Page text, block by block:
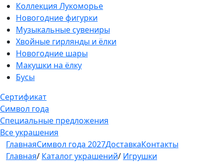
Коллекция Лукоморье
Новогодние фигурки
Музыкальные сувениры
Хвойные гирлянды и ёлки
Новогодние шары
Макушки на ёлку
Бусы
Сертификат
Символ года
Специальные предложения
Все украшения
ГлавнаяСимвол года 2027ДоставкаКонтакты
Главная/ Каталог украшений/ Игрушки